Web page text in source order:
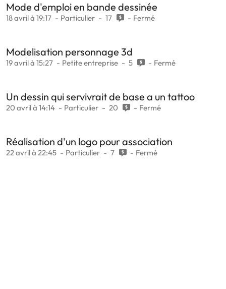
Mode d'emploi en bande dessinée
18 avril à 19:17 Particulier 17 Fermé
Modelisation personnage 3d
19 avril à 15:27 Petite entreprise 5 Fermé
Un dessin qui servivrait de base a un tattoo
20 avril à 14:14 Particulier 20 Fermé
Réalisation d'un logo pour association
22 avril à 22:45 Particulier 7 Fermé